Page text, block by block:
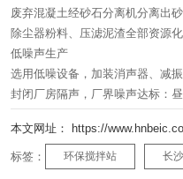
废弃混凝土经砂石分离机分离出
除尘器粉料、压滤泥渣全部资源
低噪声生产
选用低噪设备，加装消声器、减振
封闭厂房隔声，厂界噪声达标：
本文网址： https://
标签： 环保搅拌站 长